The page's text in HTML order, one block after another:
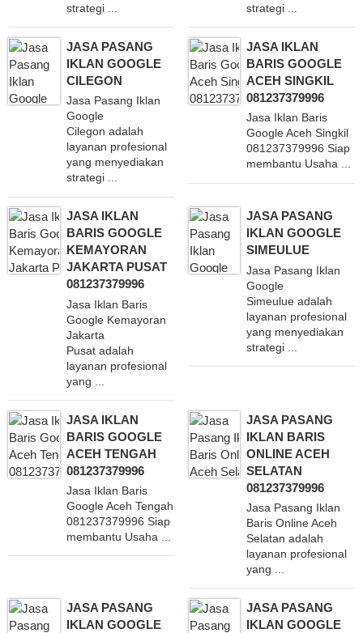
strategi ...
strategi ...
JASA PASANG
IKLAN GOOGLE
CILEGON
Jasa Pasang Iklan
Google
Cilegon adalah
layanan profesional
yang menyediakan
strategi ...
JASA IKLAN
BARIS GOOGLE
ACEH SINGKIL
081237379996
Jasa Iklan Baris
Google Aceh Singkil
081237379996 Siap
membantu Usaha ...
JASA IKLAN
BARIS GOOGLE
KEMAYORAN
JAKARTA PUSAT
081237379996
Jasa Iklan Baris
Google Kemayoran
Jakarta
Pusat adalah
layanan profesional
yang ...
JASA PASANG
IKLAN GOOGLE
SIMEULUE
Jasa Pasang Iklan
Google
Simeulue adalah
layanan profesional
yang menyediakan
strategi ...
JASA IKLAN
BARIS GOOGLE
ACEH TENGAH
081237379996
Jasa Iklan Baris
Google Aceh Tengah
081237379996 Siap
membantu Usaha ...
JASA PASANG
IKLAN BARIS
ONLINE ACEH
SELATAN
081237379996
Jasa Pasang Iklan
Baris Online Aceh
Selatan adalah
layanan profesional
yang ...
JASA PASANG
IKLAN GOOGLE
JASA PASANG
IKLAN GOOGLE